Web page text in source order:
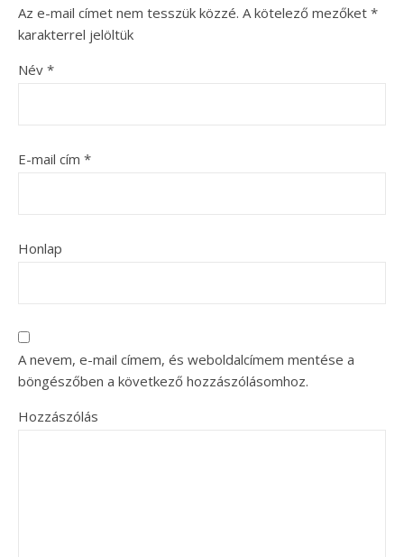
Az e-mail címet nem tesszük közzé. A kötelező mezőket *
karakterrel jelöltük
Név *
E-mail cím *
Honlap
A nevem, e-mail címem, és weboldalcímem mentése a
böngészőben a következő hozzászólásomhoz.
Hozzászólás